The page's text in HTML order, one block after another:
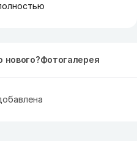
нового?Фотогалерея